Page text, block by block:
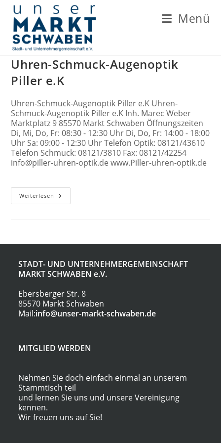
Zum
Inhalt
springen
Menü
Uhren-Schmuck-Augenoptik
Piller e.K
Uhren-Schmuck-Augenoptik Piller e.K Uhren-
Schmuck-Augenoptik Piller e.K Inh. Marec Weber
Marktplatz 9 85570 Markt Schwaben Öffnungszeiten
Di, Mi, Do, Fr: 08:30 - 12:30 Uhr Di, Do, Fr: 14:00 - 18:00
Uhr Sa: 09:00 - 12:30 Uhr Telefon Optik: 08121/43610
Telefon Schmuck: 08121/3810 Fax: 08121/42254
info@piller-uhren-optik.de www.Piller-uhren-optik.de
Weiterlesen Uhren-
Schmuck-
STADT- UND UNTERNEHMERGEMEINSCHAFT
MARKT SCHWABEN e.V.
Ebersberger Str. 8
85570 Markt Schwaben
Mail:info@unser-markt-schwaben.de
MITGLIED WERDEN
Nehmen Sie doch einfach einmal an unserem
Stammtisch teil
und lernen Sie uns und unsere Vereinigung
kennen.
Wir freuen uns auf Sie!